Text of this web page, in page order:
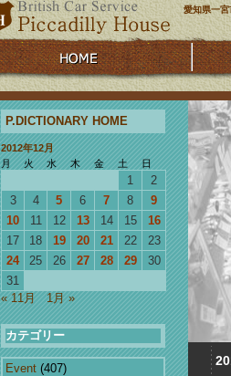
愛知県一
P.DICTIONARY HOME
2012年12月
月
火 水 木 金 土 日
1
2
3
4 5 6 7 8
9
10
11 12 13 14 15
16
17
18 19 20 21 22
23
24
25 26 27 28 29
30
31
« 11月
1月 »
カテゴリー
Event (407)